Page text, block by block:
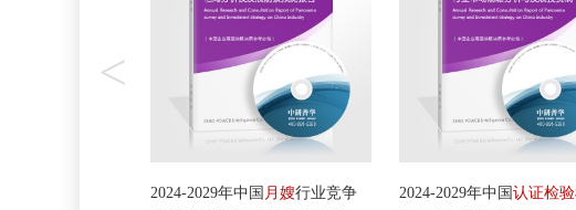
2024-2029年中国 月嫂 行业竞争
2024-2029年中国 认证检验
<